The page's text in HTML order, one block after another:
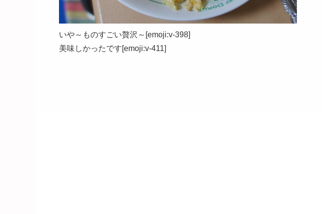
いや～ものすごい贅沢～[emoji:v-398]
美味しかったです[emoji:v-411]